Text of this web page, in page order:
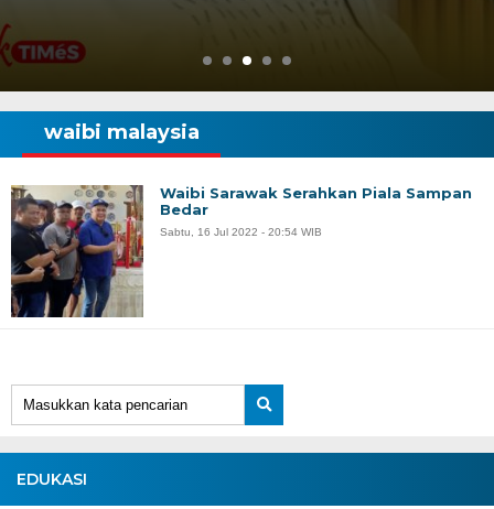
EDUKASI
waibi malaysia
Waibi Sarawak Serahkan Piala Sampan
Bedar
Sabtu, 16 Jul 2022 - 20:54 WIB